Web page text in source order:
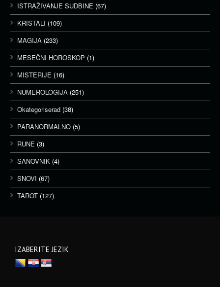
ISTRAŽIVANJE SUDBINE (67)
KRISTALI (109)
MAGIJA (233)
MESEČNI HOROSKOP (1)
MISTERIJE (16)
NUMEROLOGIJA (251)
Okategoriserad (38)
PARANORMALNO (5)
RUNE (3)
SANOVNIK (4)
SNOVI (67)
TAROT (127)
IZABERITE JEZIK